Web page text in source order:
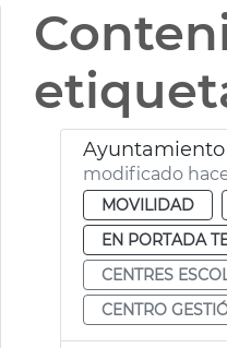
Ayuntamiento
modificado
MOVILIDAD
EN PORTADA
CENTRES
CENTRO